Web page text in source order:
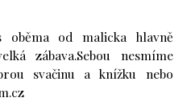
oběma od malicka hlavně
zábava.Sebou nesmíme
svačinu a knížku nebo